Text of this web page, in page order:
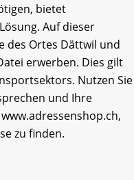
bietet
Auf dieser
des Ortes Dättwil und
erwerben. Dies gilt
Nutzen Sie
und Ihre
zu finden.